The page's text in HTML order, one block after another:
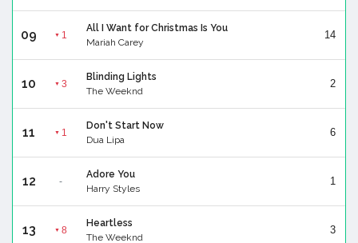
09 ▼ 1
All I Want for Christmas Is You
Mariah Carey
14
10 ▼ 3
Blinding Lights
The Weeknd
2
11 ▼ 1
Don't Start Now
Dua Lipa
6
12 -
Adore You
Harry Styles
1
13 ▼ 8
Heartless
The Weeknd
3